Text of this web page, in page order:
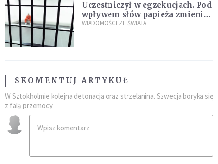
Uczestniczył w egzekucjach. Pod
wpływem słów papieża zmienił
zdanie
WIADOMOŚCI ZE ŚWIATA
SKOMENTUJ ARTYKUŁ
W Sztokholmie kolejna detonacja oraz strzelanina. Szwecja boryka się
z falą przemocy